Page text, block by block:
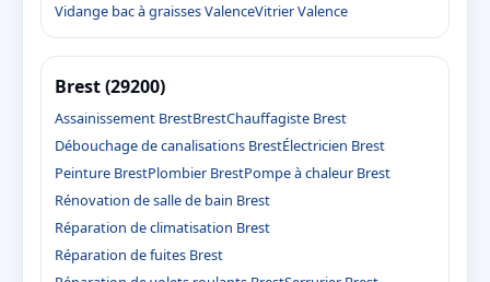
Vidange bac à graisses ValenceVitrier Valence
Brest (29200)
Assainissement BrestBrestChauffagiste Brest
Débouchage de canalisations BrestÉlectricien Brest
Peinture BrestPlombier BrestPompe à chaleur Brest
Rénovation de salle de bain Brest
Réparation de climatisation Brest
Réparation de fuites Brest